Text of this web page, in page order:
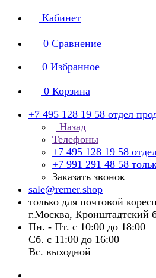
Кабинет
0 Сравнение
0 Избранное
0 Корзина
+7 495 128 19 58 отдел
Назад
Телефоны
+7 495 128 19 58
+7 991 291 48 58
Заказать звонок
sale@remer.shop
только для почтовой
г.Москва, Кронштадтский
Пн. - Пт. с 10:00 до 18:00
Сб. с 11:00 до 16:00
Вс. выходной